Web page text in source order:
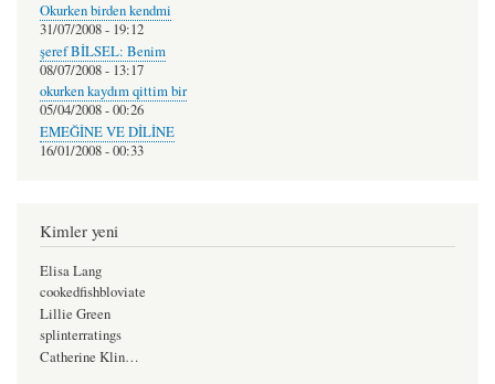
Okurken birden kendmi
31/07/2008 - 19:12
şeref BİLSEL: Benim
08/07/2008 - 13:17
okurken kaydım qittim bir
05/04/2008 - 00:26
EMEĞİNE VE DİLİNE
16/01/2008 - 00:33
Kimler yeni
Elisa Lang
cookedfishbloviate
Lillie Green
splinterratings
Catherine Klin…